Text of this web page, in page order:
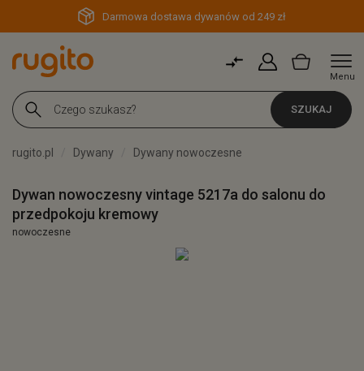
Darmowa dostawa dywanów od 249 zł
Menu
SZUKAJ
rugito.pl Dywany Dywany nowoczesne
Dywan nowoczesny vintage 5217a do salonu do
przedpokoju kremowy
nowoczesne